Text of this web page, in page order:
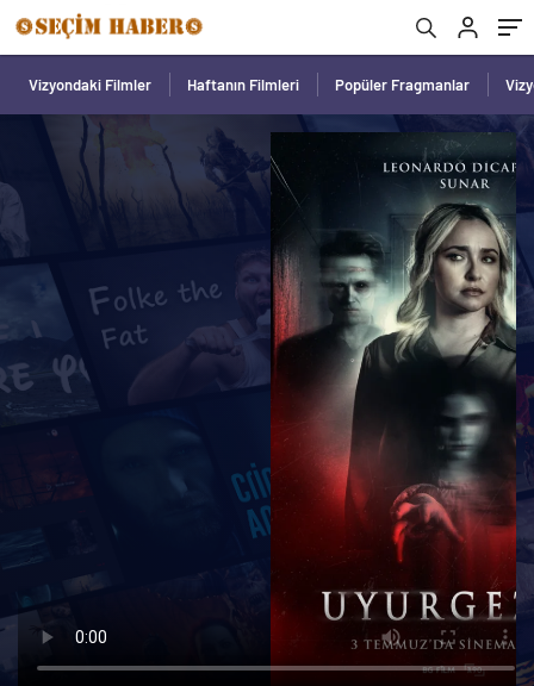
Vizyondaki Filmler Haftanın Filmleri Popüler Fragmanlar